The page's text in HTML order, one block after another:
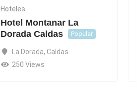
Hoteles
Hotel Montanar La
Dorada Caldas
Popular
La Dorada, Caldas
250 Views